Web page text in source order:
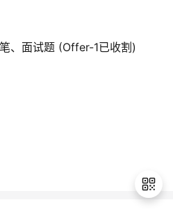
面试题 (Offer-1已收割)